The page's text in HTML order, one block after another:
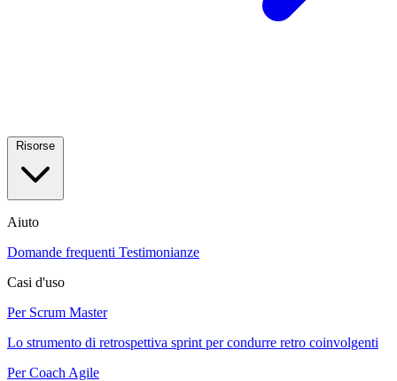
Aiuto
Domande frequenti Testimonianze
Casi d'uso
Per Scrum Master
Lo strumento di retrospettiva sprint per condurre retro coinvolgenti
Per Coach Agile